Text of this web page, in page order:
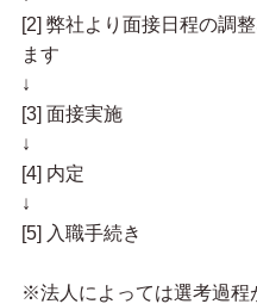
[2] 弊社より面接日程の調
ます
↓
[3] 面接実施
↓
[4] 内定
↓
[5] 入職手続き
※法人によっては選考過程